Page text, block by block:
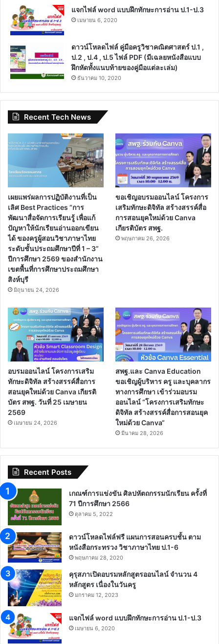
แจกไฟล์ word แบบฝึกทักษะการอ่าน ป.1-ป.3
เมษายน 6, 2020
ดาวน์โหลดไฟล์ คู่มือครูวิชาคณิตศาสตร์ ป.1 ,
ป.2 , ป.4 , ป.5 ไฟล์ PDF (มีเฉลยหนังสือแบบ
ฝึกหัดทั้งแนบท้ายของคู่มือแต่ละเล่ม)
ธันวาคม 10, 2020
Recent Tech News
เผยแพร่ผลการปฏิบัติงานที่เป็น
เลิศ Best Practices “การ
พัฒนาสื่อจัดการเรียนรู้ เพื่อแก้
ปัญหาให้นักเรียนอ่านออกเขียน
ได้ ของครูผู้สอนวิชาภาษาไทย
ระดับชั้นประถมศึกษาปีที่ 1 – 3”
ปีการศึกษา 2569 ของสำนักงาน
เขตพื้นที่การศึกษาประถมศึกษา
สิงห์บุรี
มิถุนายน 24, 2026
ขอเชิญอบรมออนไลน์ โครงการ
เสริมทักษะดิจิทัล สร้างสรรค์สื่อ
การสอนยุคใหม่ด้วย Canva
เกียรติบัตร สพฐ.
พฤษภาคม 26, 2026
อบรมออนไลน์ โครงการเสริม
ทักษะดิจิทัล สร้างสรรค์สื่อการ
สอนยุคใหม่ด้วย Canva เกียรติ
บัตร สพฐ. วันที่ 25 เมษายน
2569
เมษายน 24, 2026
สพฐ.และ Canva Education
ขอเชิญผู้บริหาร ครู และบุคลากร
ทางการศึกษา เข้าร่วมอบรม
ออนไลน์ “โครงการเสริมทักษะ
ดิจิทัล สร้างสรรค์สื่อการสอนยุค
ใหม่ด้วย Canva“
มีนาคม 28, 2026
Recent Posts
เกณฑ์การแข่งขัน ศิลปหัตถกรรมนักเรียน ครั้งที่
71 ปีการศึกษา 2566
ตุลาคม 5, 2022
ดาวน์โหลดไฟล์ฟรี แผนการสอนครบชั้น ตาม
หนังสือกระทรวง วิชาภาษาไทย ป.1-6
พฤษภาคม 28, 2020
คุรุสภาเปิดอบรมหลักสูตรออนไลน์ จำนวน 4
หลักสูตร เนื่องในวันครู
มกราคม 12, 2023
แจกไฟล์ word แบบฝึกทักษะการอ่าน ป.1-ป.3
เมษายน 6, 2020